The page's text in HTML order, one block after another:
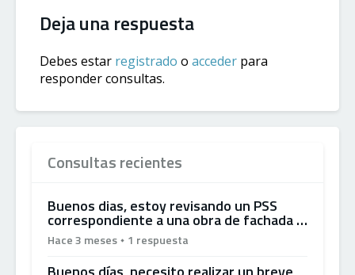
Deja una respuesta
Debes estar registrado o acceder para
responder consultas.
Consultas recientes
Buenos dias, estoy revisando un PSS
correspondiente a una obra de fachada …
Hace 3 meses 1 respuesta